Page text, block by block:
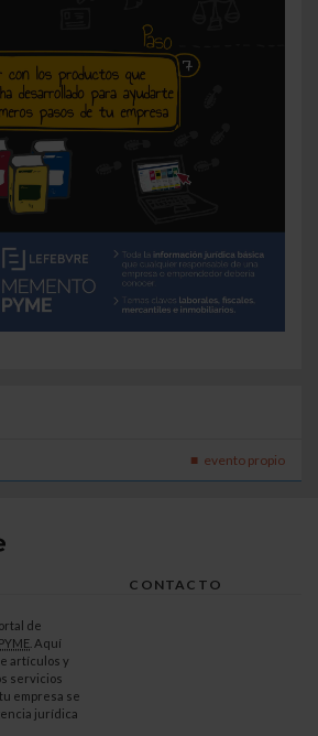
evento propio
CONTACTO
de
PYME . Aquí
artículos y
servicios
empresa se
jurídica